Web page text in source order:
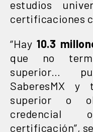
estudios
certificaciones
“Hay 10.3
que no
superior…
SaberesMX y
superior o
credencial
certificación”,